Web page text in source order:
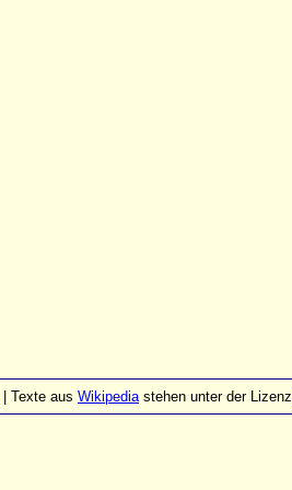
| Texte aus Wikipediastehen unter der Lizenz